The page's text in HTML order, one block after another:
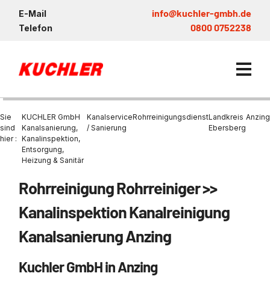
E-Mail info@kuchler-gmbh.de
Telefon 0800 0752238
Kanalservice / Sanierung
Kanalsanierung
Großprofilsanierung
Schachtsanierung
Entsorgung
Entsorgung und
Bohrschlamm
Entsorgung von
Chemisch physikalische
Abscheider
Entleerung Entsorgung
Wartung und Vollservice
Prüfung &
Saugbagger / Luftförderanlage
Be- und Entkiesen von
Entleerung von
Faultürmen per
Heizung / Sanitär
Wärmepumpen Zentrum
Brückenentwässerung
KUCHLER GRUPPE
Nachhaltigkeit & Umwelt
Referenzen
Sie
sind
hier :
KUCHLER GmbH
Kanalsanierung,
Kanalinspektion,
Entsorgung,
Heizung & Sanitär
Kanalservice
/ Sanierung
RohrreinigungsdienstLandkreis
Ebersberg
Anzing
Rohrreinigung Rohrreiniger >>
Kanalinspektion Kanalreinigung
Kanalsanierung Anzing
Kuchler GmbH in Anzing